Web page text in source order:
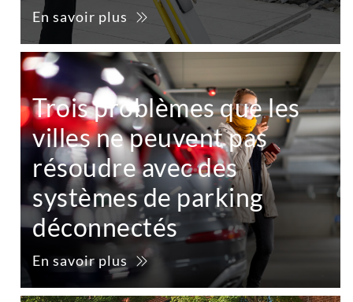
En savoir plus
Trois problèmes que les
villes ne peuvent pas
résoudre avec des
systèmes de parking
déconnectés
En savoir plus